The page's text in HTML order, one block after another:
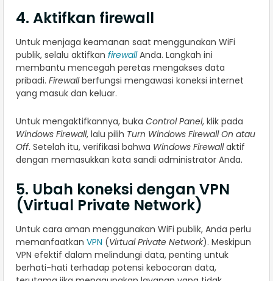
4. Aktifkan firewall
Untuk menjaga keamanan saat menggunakan WiFi
publik, selalu aktifkan firewallAnda. Langkah ini
membantu mencegah peretas mengakses data
pribadi. Firewallberfungsi mengawasi koneksi internet
yang masuk dan keluar.
Untuk mengaktifkannya, buka Control Panel, klik pada
Windows Firewall, lalu pilih Turn Windows Firewall On atau
Off. Setelah itu, verifikasi bahwa Windows Firewallaktif
dengan memasukkan kata sandi administrator Anda.
5. Ubah koneksi dengan VPN
(Virtual Private Network)
Untuk cara aman menggunakan WiFi publik, Anda perlu
memanfaatkan VPN (Virtual Private Network). Meskipun
VPN efektif dalam melindungi data, penting untuk
berhati-hati terhadap potensi kebocoran data,